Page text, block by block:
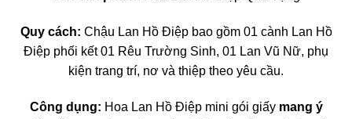
Quy cách: Chậu Lan Hồ Điệp bao gồm 01 cành Lan Hồ
Điệp phối kết 01 Rêu Trường Sinh, 01 Lan Vũ Nữ, phụ
kiện trang trí, nơ và thiệp theo yêu cầu.
Công dụng: Hoa Lan Hồ Điệp mini gói giấy mang ý